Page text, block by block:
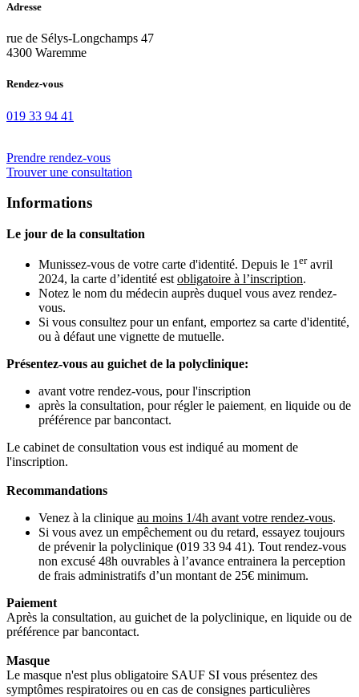
Adresse
rue de Sélys-Longchamps 47
4300 Waremme
Rendez-vous
019 33 94 41
Prendre rendez-vous
Trouver une consultation
Informations
Le jour de la consultation
Munissez-vous de votre carte d'identité. Depuis le 1 eravril
2024, la carte d’identité est obligatoire à l’inscription.
Notez le nom du médecin auprès duquel vous avez rendez-
vous.
Si vous consultez pour un enfant, emportez sa carte d'identité,
ou à défaut une vignette de mutuelle.
Présentez-vous au guichet de la polyclinique:
avant votre rendez-vous, pour l'inscription
après la consultation, pour régler le paiement, en liquide ou de
préférence par bancontact.
Le cabinet de consultation vous est indiqué au moment de
l'inscription.
Recommandations
Venez à la clinique au moins 1/4h avant votre rendez-vous.
Si vous avez un empêchement ou du retard, essayez toujours
de prévenir la polyclinique (019 33 94 41). Tout rendez-vous
non excusé 48h ouvrables à l’avance entrainera la perception
de frais administratifs d’un montant de 25€ minimum.
Paiement
Après la consultation, au guichet de la polyclinique, en liquide ou de
préférence par bancontact.
Masque
Le masque n'est plus obligatoire SAUF SI vous présentez des
symptômes respiratoires ou en cas de consignes particulières